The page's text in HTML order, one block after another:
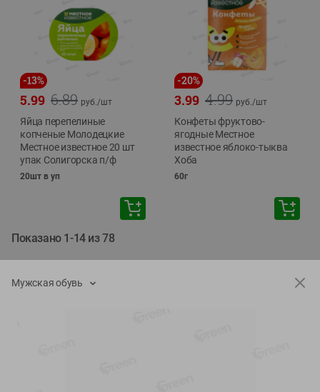
-13%
6.89
5.99 руб./шт
Яйца перепелиные
копченые Молодецкие
Местное известное 20 шт
упак Солигорска п/ф
20шт в уп
-20%
4.99
3.99 руб./шт
Конфеты фруктово-
ягодные Местное
известное яблоко-тыква
Хоба
60г
Показано 1-14 из 78
Мужская обувь